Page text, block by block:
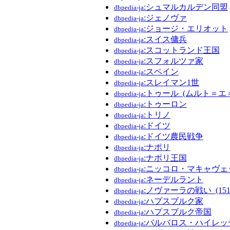
dbpedia-ja:シュマルカルデン同盟
dbpedia-ja:ジェノヴァ
dbpedia-ja:ジョージ・エリオット
dbpedia-ja:スイス傭兵
dbpedia-ja:スコットランド王国
dbpedia-ja:スフォルツァ家
dbpedia-ja:スペイン
dbpedia-ja:スレイマン1世
dbpedia-ja:トゥール_(ムルト＝エ
dbpedia-ja:トゥーロン
dbpedia-ja:トリノ
dbpedia-ja:ドイツ
dbpedia-ja:ドイツ農民戦争
dbpedia-ja:ナポリ
dbpedia-ja:ナポリ王国
dbpedia-ja:ニッコロ・マキャヴェ
dbpedia-ja:ネーデルラント
dbpedia-ja:ノヴァーラの戦い
dbpedia-ja:ハプスブルク家
dbpedia-ja:ハプスブルク帝国
dbpedia-ja:バルバロス・ハイレッ